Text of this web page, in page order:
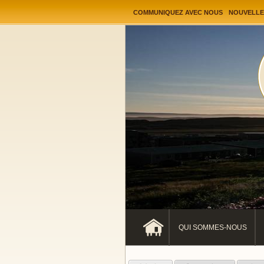
User menu
COMMUNIQUEZ AVEC NOUS
QUI SOMMES-NOUS